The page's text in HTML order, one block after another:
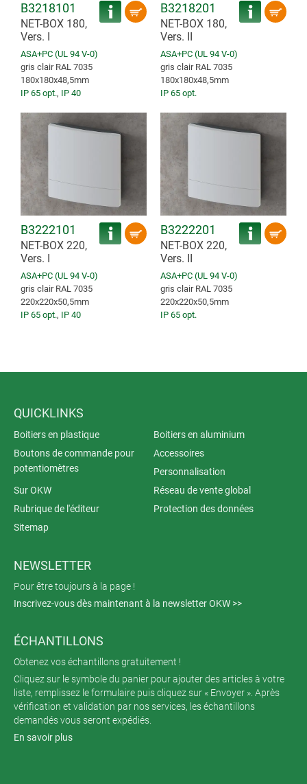
B3218101
NET-BOX 180,
Vers. I
ASA+PC (UL 94 V-0)
gris clair RAL 7035
180x180x48,5mm
IP 65 opt., IP 40
B3218201
NET-BOX 180,
Vers. II
ASA+PC (UL 94 V-0)
gris clair RAL 7035
180x180x48,5mm
IP 65 opt.
B3222101
NET-BOX 220,
Vers. I
ASA+PC (UL 94 V-0)
gris clair RAL 7035
220x220x50,5mm
IP 65 opt., IP 40
B3222201
NET-BOX 220,
Vers. II
ASA+PC (UL 94 V-0)
gris clair RAL 7035
220x220x50,5mm
IP 65 opt.
QUICKLINKS
Boitiers en plastique
Boitiers en aluminium
Boutons de commande pour
potentiomètres
Accessoires
Personnalisation
Sur OKW
Réseau de vente global
Rubrique de l'éditeur
Protection des données
Sitemap
NEWSLETTER
Pour être toujours à la page !
Inscrivez-vous dès maintenant à la newsletter OKW >>
ÉCHANTILLONS
Obtenez vos échantillons gratuitement !
Cliquez sur le symbole du panier pour ajouter des articles à votre
liste, remplissez le formulaire puis cliquez sur « Envoyer ». Après
vérification et validation par nos services, les échantillons
demandés vous seront expédiés.
En savoir plus